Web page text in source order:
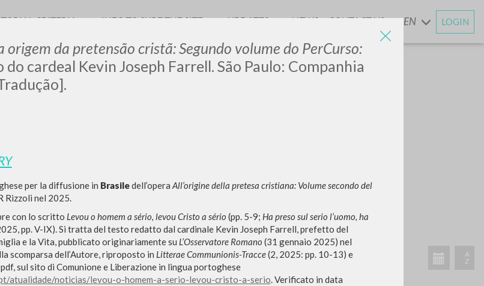
origem da pretensão cristã: Segundo volume do PerCurso:
do cardeal Kevin Joseph Farrell. São Paulo: Companhia
per la diffusione in Brasiledell’opera All’origine della pretesa cristiana: Volume secondo del
Rizzoli nel 2025.
con lo scritto Levou o homem a sério, levou Cristo a sério (pp. 5-9; Ha preso sul serio l’uomo, ha
pp. V-IX). Si tratta del testo redatto dal cardinale Kevin Joseph Farrell, prefetto del
e la Vita, pubblicato originariamente su L’Osservatore Romano (31 gennaio 2025) nel
scomparsa dell’Autore, riproposto in Litterae Communionis-Tracce(2, 2025: pp. 10-13) e
sul sito di Comunione e Liberazione in lingua portoghese
atualidade/noticias/levou-o-homem-a-serio-levou-cristo-a-serio. Verificato in data
CRITERIA INFO TO SURF THE SITE UPDATESANDNEWS CONTACT US EN LOGIN